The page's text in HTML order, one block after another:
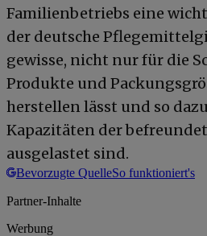
Familienbetriebs eine
der deutsche
gewisse, nicht nur für die
Produkte und
herstellen lässt und so
Kapazitäten der
ausgelastet sind.
Bevorzugte QuelleSo funktioniert's
Partner-Inhalte
Werbung